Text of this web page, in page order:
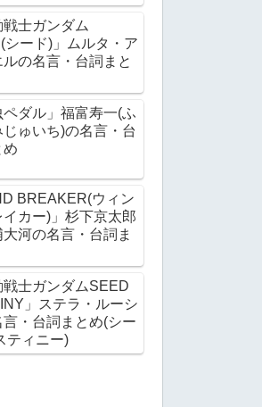
戦士ガンダム
シード)」ムルタ・ア
ルの名言・台詞まと
ペダル」福富寿一(ふ
じゅいち)の名言・台
め
BREAKER(ウィン
イカー)」杉下京太郎
大河の名言・台詞ま
戦士ガンダムSEED
」ステラ・ルーシ
言・台詞まとめ(シー
ティニー)